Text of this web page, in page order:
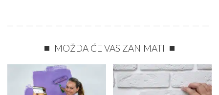
MOŽDA ĆE VAS ZANIMATI